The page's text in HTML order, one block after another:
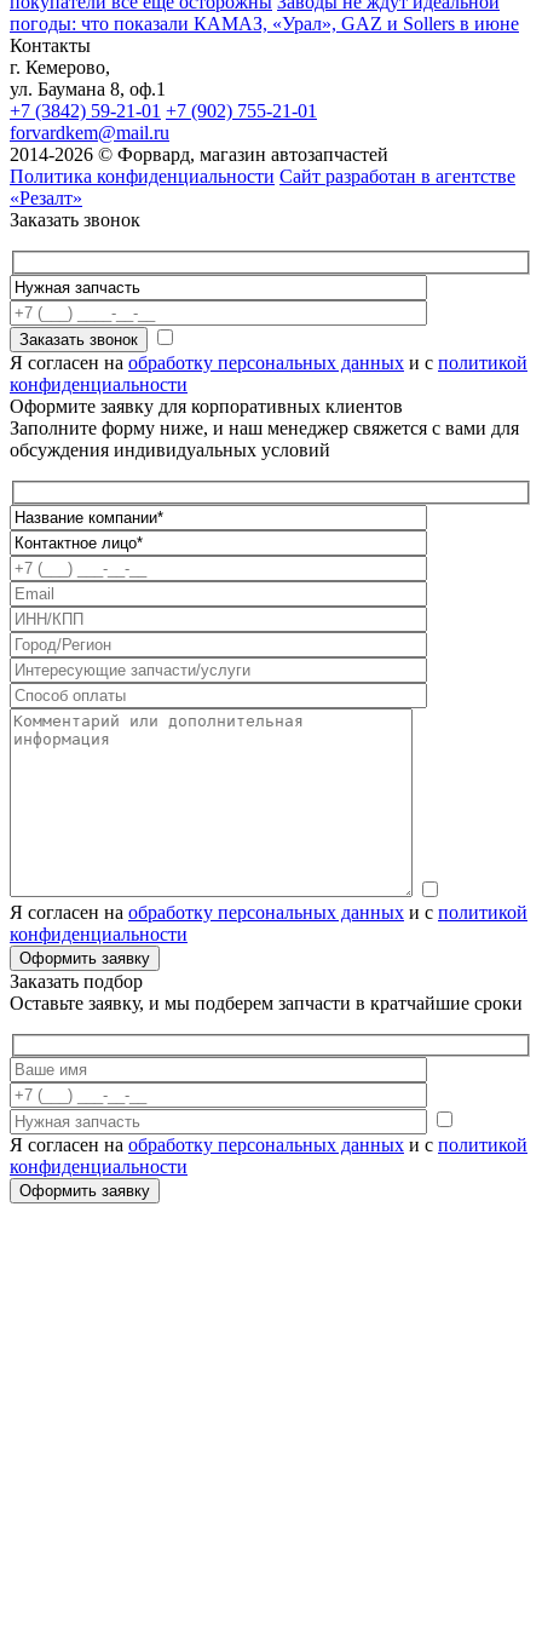
погоды: что показали КАМАЗ, «Урал», GAZ и Sollers в июне
Контакты
г. Кемерово,
ул. Баумана 8, оф.1
+7 (3842) 59-21-01 +7 (902) 755-21-01
forvardkem@mail.ru
2014-2026 © Форвард, магазин автозапчастей
Политика конфиденциальности Сайт разработан в агентстве
«Резалт»
Заказать звонок
Я согласен на обработку персональных данных и с политикой
конфиденциальности
Оформите заявку для корпоративных клиентов
Заполните форму ниже, и наш менеджер свяжется с вами для
обсуждения индивидуальных условий
Я согласен на обработку персональных данных и с политикой
конфиденциальности
Заказать подбор
Оставьте заявку, и мы подберем запчасти в кратчайшие сроки
Я согласен на обработку персональных данных и с политикой
конфиденциальности